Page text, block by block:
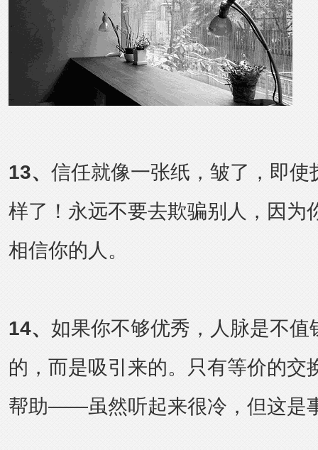
13、 信任就像一张纸，皱了，即使
样了！永远不要去欺骗别人，因为
相信你的人。
14、 如果你不够优秀，人脉是不值
的，而是吸引来的。只有等价的交
帮助——虽然听起来很冷，但这是